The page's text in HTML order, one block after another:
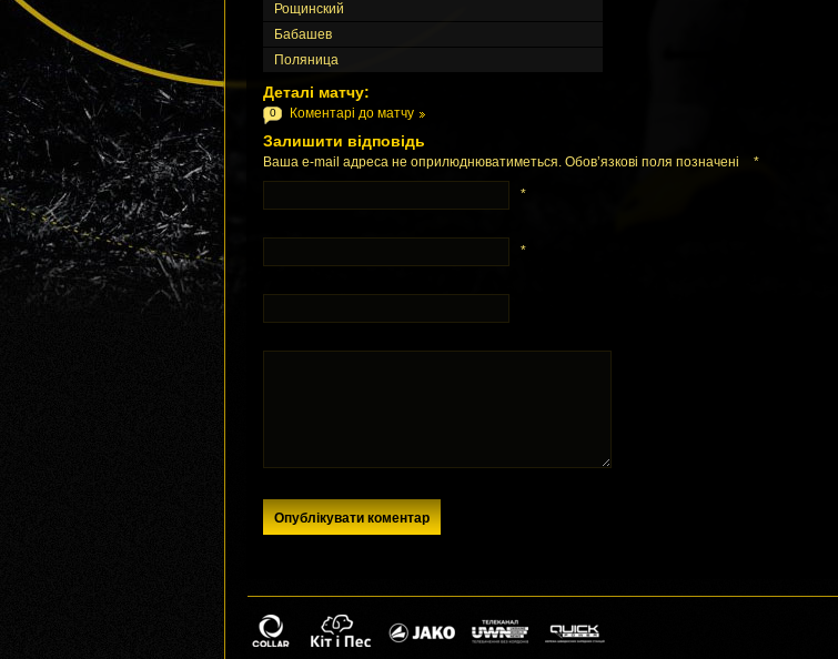
Рощинский
Бабашев
Поляница
Деталі матчу:
0 Коментарі до матчу
Залишити відповідь
Ваша e-mail адреса не оприлюднюватиметься. Обов’язкові поля позначені *
*
*